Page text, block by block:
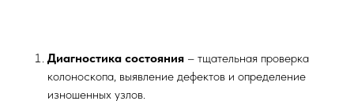
Диагностика состояния – тщательная проверка
колоноскопа, выявление дефектов и определение
изношенных узлов.